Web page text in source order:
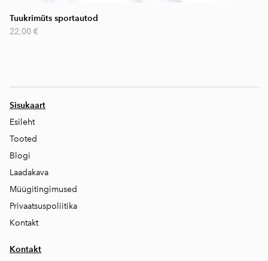
Tuukrimüts sportautod
22,00 €
Sisukaart
Esileht
Tooted
Blogi
Laadakava
Müügitingimused
Privaatsuspoliitika
Kontakt
Kontakt